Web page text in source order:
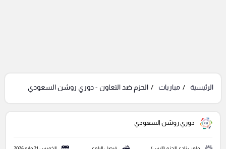
الرئيسية مباريات الحزم ضد التعاون - دوري روشن السعودي
دوري روشن السعودي